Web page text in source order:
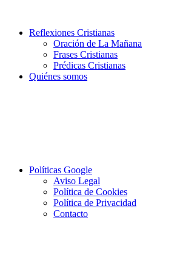
Reflexiones Cristianas
Oración de La Mañana
Frases Cristianas
Prédicas Cristianas
Quiénes somos
Políticas Google
Aviso Legal
Política de Cookies
Política de Privacidad
Contacto